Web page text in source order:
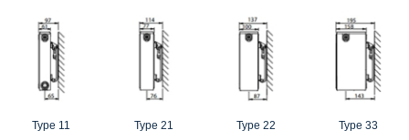
Type 11 Type 21 Type 22 Type 33